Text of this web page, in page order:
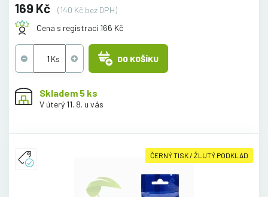
169 Kč
(140 Kč bez DPH)
Cena s registrací 166 Kč
DO KOŠÍKU
Skladem 5 ks
V úterý 11. 8. u vás
ČERNÝ TISK / ŽLUTÝ PODKLAD